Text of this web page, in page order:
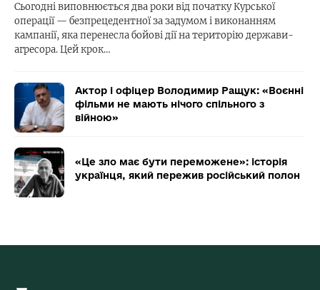
Сьогодні виповнюється два роки від початку Курської
операції — безпрецедентної за задумом і виконанням
кампанії, яка перенесла бойові дії на територію держави-
агресора. Цей крок…
Актор і офіцер Володимир Ращук: «Воєнні
фільми не мають нічого спільного з
війною»
«Це зло має бути переможене»: історія
українця, який пережив російський полон